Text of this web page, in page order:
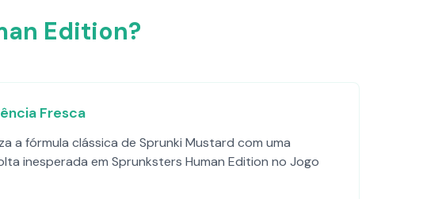
Edition?
Fresca
a fórmula clássica de Sprunki Mustard com uma
inesperada em Sprunksters Human Edition no Jogo